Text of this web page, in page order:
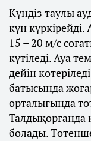
Күндіз таулы
күн
15 – 20 м/с
күтіледі. Ауа
дейін
батысында
орталығында
Талдықорғанда
болады.